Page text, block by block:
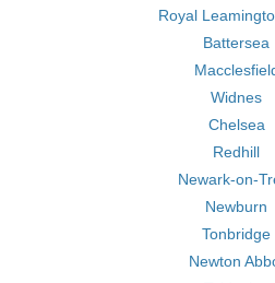
Royal
Battersea
Widnes
Chelsea
Redhill
Newark-on-
Newburn
Tonbridge
Newton